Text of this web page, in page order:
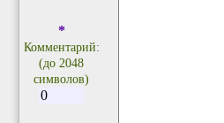
*
Комментарий:
(до 2048
символов)